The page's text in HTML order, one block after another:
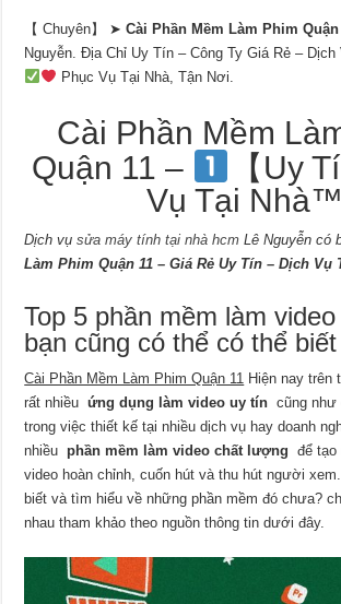
【 Chuyên】 ➤Cài Phần Mềm Làm Phim Quận
Nguyễn. Địa Chỉ Uy Tín – Công Ty Giá Rẻ – Dịch
Phục Vụ Tại Nhà, Tận Nơi.
Cài Phần Mềm
Quận 11 –
【Uy
Vụ Tại Nhà™
Dịch vụ sửa máy tính tại nhà hcm Lê Nguyễn có
Làm Phim Quận 11 – Giá Rẻ Uy Tín – Dịch Vụ
Top 5 phần mềm làm
bạn cũng có thể có thể biết
Cài Phần Mềm Làm Phim Quận 11 Hiện nay trên
rất nhiềuứng dụng làm video uy tín cũng như
trong việc thiết kế tại nhiều dịch vụ hay doanh
nhiềuphần mềm làm video chất lượng để tạo
video hoàn chỉnh, cuốn hút và thu hút người
biết và tìm hiểu về những phần mềm đó chưa?
nhau tham khảo theo nguồn thông tin dưới đây.